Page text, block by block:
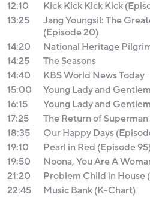
12:10
Kick Kick Kick Kick
13:25
Jang Youngsil: The
(Episode 20)
14:20
National Heritage
14:25
The Seasons
14:40
KBS World News Today
15:00
Young Lady and
16:15
Young Lady and
17:25
The Return of
18:35
Our Happy Days
19:10
Pearl in Red (Episode
19:50
Noona, You Are A
21:20
Problem Child in House
22:45
Music Bank (K-Chart)